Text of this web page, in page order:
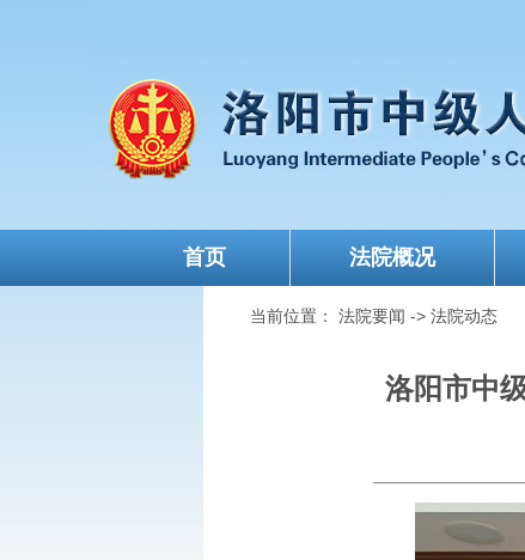
首页 法院概况
当前位置：法院要闻 ->法院动态
洛阳市中